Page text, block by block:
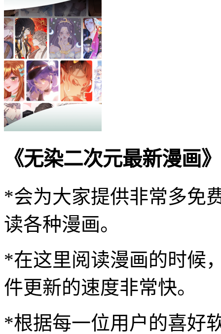
《无染二次元最新漫画
*会为大家提供非常多免
读各种漫画。
*在这里阅读漫画的时候
件更新的速度非常快。
*根据每一位用户的喜好